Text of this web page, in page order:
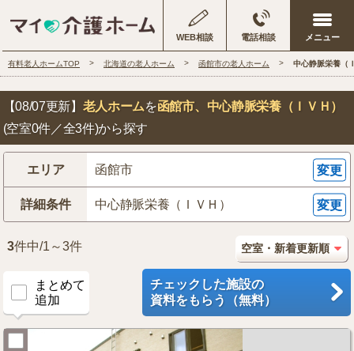
WEB相談 電話相談
有料老人ホームTOP 北海道の老人ホーム 函館市の老人ホーム 中心静脈栄養（
【08/07更新】 老人ホームを函館市、中心静脈栄養（ＩＶＨ）
(空室0件／全3件)から探す
エリア 函館市 変更
詳細条件 中心静脈栄養（ＩＶＨ） 変更
3件中/1～3件
まとめて
追加
チェックした施設の
資料をもらう（無料）